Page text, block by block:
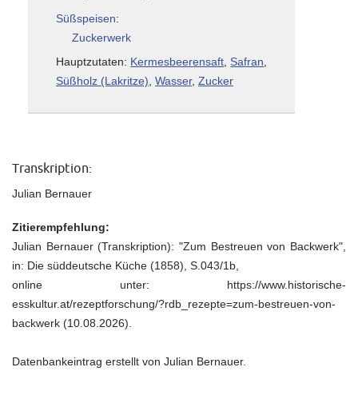
Süßspeisen:
Zuckerwerk
Hauptzutaten: Kermesbeerensaft Safran
Süßholz (Lakritze) Wasser, Zucker
Transkription:
Julian Bernauer
Zitierempfehlung:
Julian Bernauer (Transkription): "Zum Bestreuen von Backwerk",
in: Die süddeutsche Küche (1858), S.043/1b,
online unter: https://www.historische-
esskultur.at/rezeptforschung/?rdb_rezepte=zum-bestreuen-von-
backwerk (10.08.2026).
Datenbankeintrag erstellt von Julian Bernauer.